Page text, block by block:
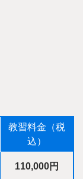
教習料金（税
込）
110,000円